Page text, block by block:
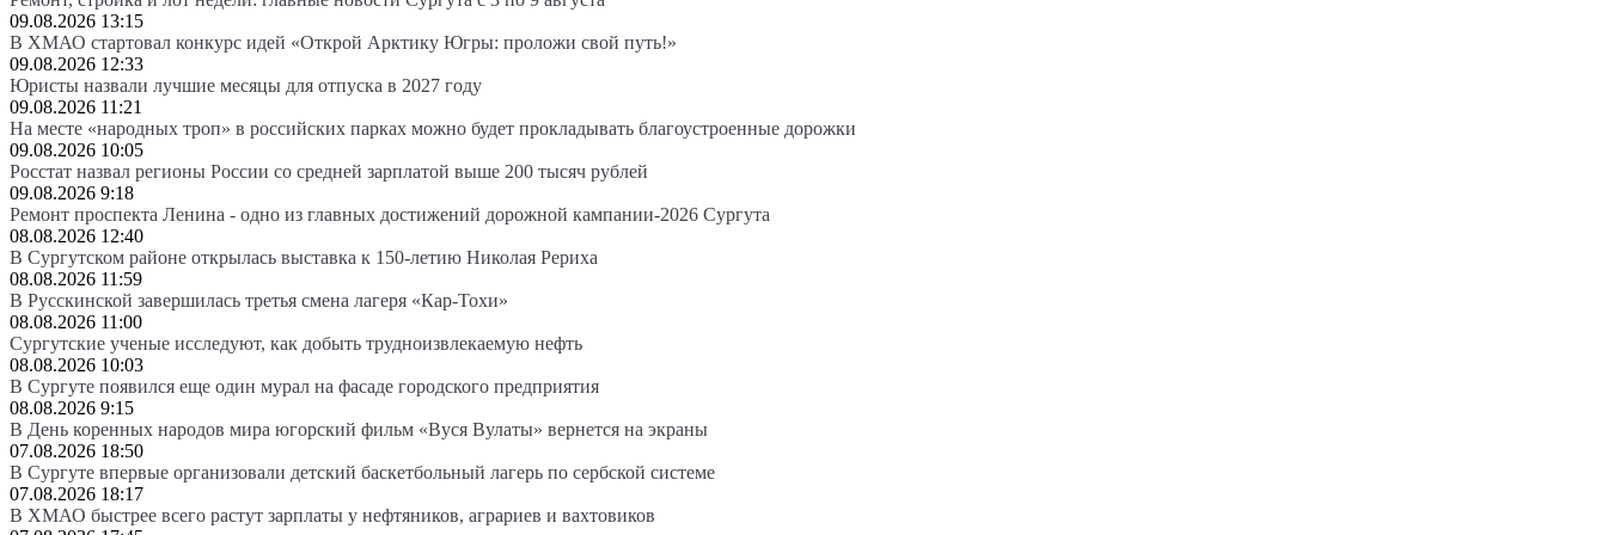
09.08.2026 13:15
В ХМАО стартовал конкурс идей «Открой Арктику Югры: проложи свой путь!»
09.08.2026 12:33
Юристы назвали лучшие месяцы для отпуска в 2027 году
09.08.2026 11:21
На месте «народных троп» в российских парках можно будет прокладывать благоустроенные дорожки
09.08.2026 10:05
Росстат назвал регионы России со средней зарплатой выше 200 тысяч рублей
09.08.2026 9:18
Ремонт проспекта Ленина - одно из главных достижений дорожной кампании-2026 Сургута
08.08.2026 12:40
В Сургутском районе открылась выставка к 150-летию Николая Рериха
08.08.2026 11:59
В Русскинской завершилась третья смена лагеря «Кар-Тохи»
08.08.2026 11:00
Сургутские ученые исследуют, как добыть трудноизвлекаемую нефть
08.08.2026 10:03
В Сургуте появился еще один мурал на фасаде городского предприятия
08.08.2026 9:15
В День коренных народов мира югорский фильм «Вуся Вулаты» вернется на экраны
07.08.2026 18:50
В Сургуте впервые организовали детский баскетбольный лагерь по сербской системе
07.08.2026 18:17
В ХМАО быстрее всего растут зарплаты у нефтяников, аграриев и вахтовиков